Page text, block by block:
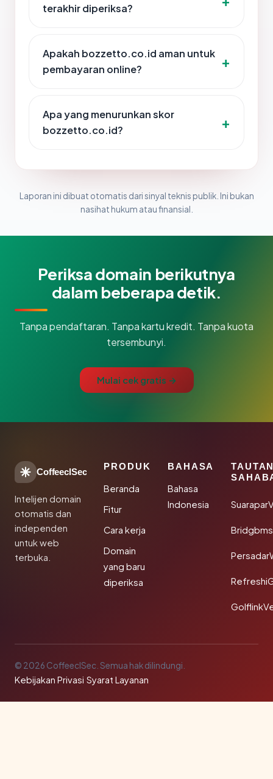
terakhir diperiksa?
Apakah bozzetto.co.id aman untuk
pembayaran online?
Apa yang menurunkan skor
bozzetto.co.id?
Laporan ini dibuat otomatis dari sinyal teknis publik. Ini bukan
nasihat hukum atau finansial.
Periksa domain berikutnya
dalam beberapa detik.
Tanpa pendaftaran. Tanpa kartu kredit. Tanpa kuota
tersembunyi.
Mulai cek gratis →
CoffeeclSec
Intelijen domain
otomatis dan
independen
untuk web
terbuka.
PRODUK
Beranda
Fitur
Cara kerja
Domain
yang baru
diperiksa
BAHASA
Bahasa
Indonesia
© 2026 CoffeeclSec. Semua hak dilindungi.
Kebijakan Privasi·Syarat Layanan